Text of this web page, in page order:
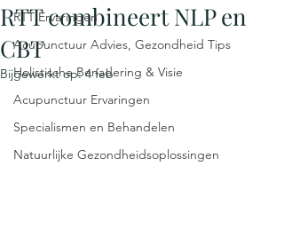
RTT Ervaringen
Acupunctuur Advies, Gezondheid Tips
Holistische Benadering & Visie
Acupunctuur Ervaringen
Specialismen en Behandelen
Natuurlijke Gezondheidsoplossingen
RTT combineert NLP en
CBT
Bijgewerkt op:4 feb